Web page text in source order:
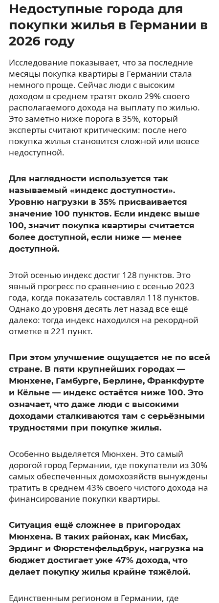
Недоступные города для
покупки жилья в Германии в
2026 году
Исследование показывает, что за последние
месяцы покупка квартиры в Германии стала
немного проще. Сейчас люди с высоким
доходом в среднем тратят около 29% своего
располагаемого дохода на выплату по жилью.
Это заметно ниже порога в 35%, который
эксперты считают критическим: после него
покупка жилья становится сложной или вовсе
недоступной.
Для наглядности используется так
называемый «индекс доступности».
Уровню нагрузки в 35% присваивается
значение 100 пунктов. Если индекс выше
100, значит покупка квартиры считается
более доступной, если ниже — менее
доступной.
Этой осенью индекс достиг 128 пунктов. Это
явный прогресс по сравнению с осенью 2023
года, когда показатель составлял 118 пунктов.
Однако до уровня десять лет назад все ещё
далеко: тогда индекс находился на рекордной
отметке в 221 пункт.
При этом улучшение ощущается не по всей
стране. В пяти крупнейших городах —
Мюнхене, Гамбурге, Берлине, Франкфурте
и Кёльне — индекс остаётся ниже 100. Это
означает, что даже люди с высокими
доходами сталкиваются там с серьёзными
трудностями при покупке жилья.
Особенно выделяется Мюнхен. Это самый
дорогой город Германии, где покупатели из 30%
самых обеспеченных домохозяйств вынуждены
тратить в среднем 43% своего чистого дохода на
финансирование покупки квартиры.
Ситуация ещё сложнее в пригородах
Мюнхена. В таких районах, как Мисбах,
Эрдинг и Фюрстенфельдбрук, нагрузка на
бюджет достигает уже 47% дохода, что
делает покупку жилья крайне тяжёлой.
Единственным регионом в Германии, где